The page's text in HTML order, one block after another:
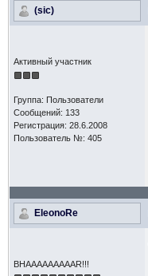
(sic)
Активный участник
Группа: Пользователи
Сообщений: 133
Регистрация: 28.6.2008
Пользователь №: 405
EleonoRe
BHAAAAAAAAAR!!!